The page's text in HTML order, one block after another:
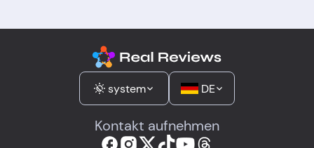
system DE
Kontakt aufnehmen